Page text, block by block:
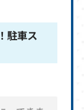
駐車ス